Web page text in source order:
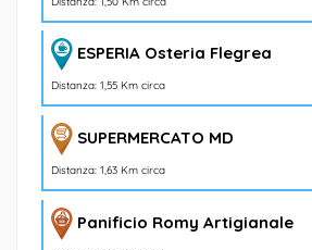
ESPERIA Osteria Flegrea
Distanza: 1,55 Km circa
SUPERMERCATO MD
Distanza: 1,63 Km circa
Panificio Romy Artigianale